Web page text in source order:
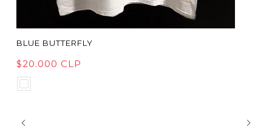
BLUE BUTTERFLY
$20.000 CLP